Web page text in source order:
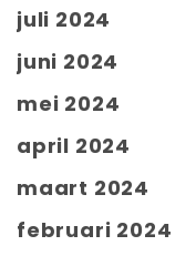
juli 2024
juni 2024
mei 2024
april 2024
maart 2024
februari 2024